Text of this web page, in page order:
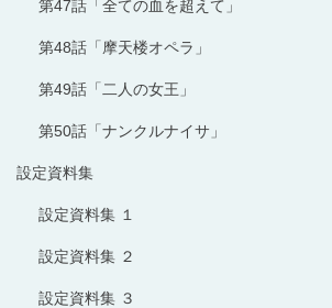
第47話「全ての血を超えて」
第48話「摩天楼オペラ」
第49話「二人の女王」
第50話「ナンクルナイサ」
設定資料集
設定資料集 １
設定資料集 ２
設定資料集 ３